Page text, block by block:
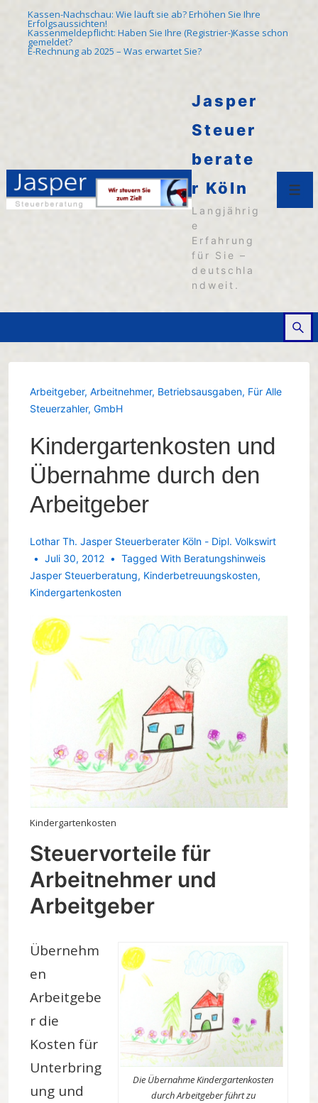
Zum
Inhalt
Kassen-Nachschau: Wie läuft sie ab? Erhöhen Sie Ihre
Erfolgsaussichten!
Kassenmeldepflicht: Haben Sie Ihre (Registrier-)Kasse schon
gemeldet?
E-Rechnung ab 2025 – Was erwartet Sie?
Jasper
Steuer
berate
r Köln
Langjährig
e
Erfahrung
für Sie –
deutschla
ndweit.
Arbeitgeber, Arbeitnehmer, Betriebsausgaben, Für Alle
Steuerzahler, GmbH
Kindergartenkosten und
Übernahme durch den
Arbeitgeber
Lothar Th. Jasper Steuerberater Köln - Dipl. Volkswirt
Juli 30, 2012
Tagged With Beratungshinweis
Jasper Steuerberatung, Kinderbetreuungskosten,
Kindergartenkosten
Kindergartenkosten
Steuervorteile für
Arbeitnehmer und
Arbeitgeber
Die ÜbernahmeKindergartenkosten
durch Arbeitgeberführt zu
Übernehm
en
Arbeitgebe
r die
Kosten für
Unterbring
ung und